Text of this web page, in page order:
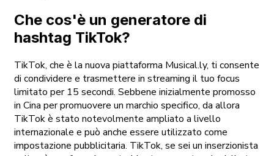
Che cos'è un generatore di
hashtag TikTok?
TikTok, che è la nuova piattaforma Musical.ly, ti consente
di condividere e trasmettere in streaming il tuo focus
limitato per 15 secondi. Sebbene inizialmente promosso
in Cina per promuovere un marchio specifico, da allora
TikTok è stato notevolmente ampliato a livello
internazionale e può anche essere utilizzato come
impostazione pubblicitaria. TikTok, se sei un inserzionista